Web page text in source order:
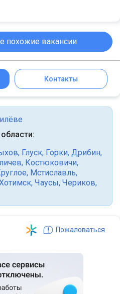
похожие вакансии
Контакты
, Глуск, Горки, Дрибин,
, Костюковичи,
, Мстиславль,
, Чаусы, Чериков,
Пожаловаться